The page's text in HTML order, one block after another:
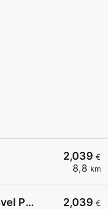
2,039 €
8,8 km
2,039 €
Shell Brandenburg an der Havel Potsdamer Str. 29